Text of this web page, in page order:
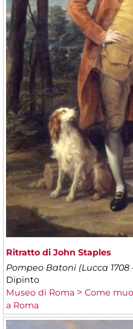
Ritratto di John Staples
Pompeo Batoni (Lucca 1708
Dipinto
Museo di Roma
Come
a Roma